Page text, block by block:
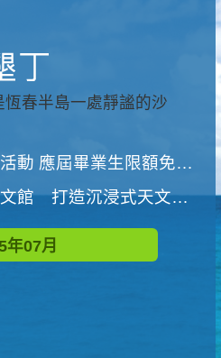
應屆畢業生限額免費參加
打造沉浸式天文探索營隊
年07月